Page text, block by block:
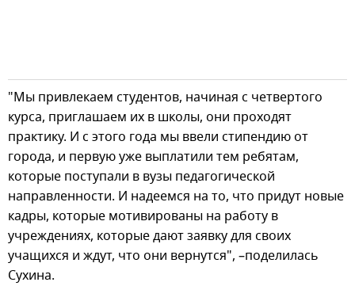
"Мы привлекаем студентов, начиная с четвертого
курса, приглашаем их в школы, они проходят
практику. И с этого года мы ввели стипендию от
города, и первую уже выплатили тем ребятам,
которые поступали в вузы педагогической
направленности. И надеемся на то, что придут новые
кадры, которые мотивированы на работу в
учреждениях, которые дают заявку для своих
учащихся и ждут, что они вернутся", –поделилась
Сухина.